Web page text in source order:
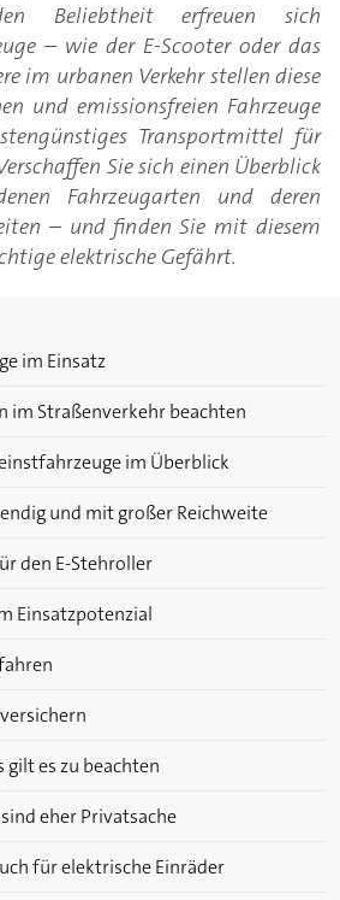
Beliebtheit erfreuen sich
– wie der E-Scooter oder das
im urbanen Verkehr stellen diese
und emissionsfreien Fahrzeuge
Transportmittel für
Sie sich einen Überblick
Fahrzeugarten und deren
– und finden Sie mit diesem
elektrische Gefährt.
im Einsatz
im Straßenverkehr beachten
im Überblick
und mit großer Reichweite
den E-Stehroller
Einsatzpotenzial
gilt es zu beachten
eher Privatsache
für elektrische Einräder